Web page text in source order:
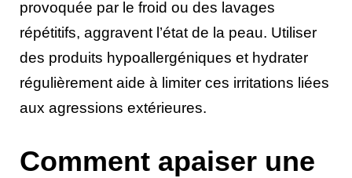
provoquée par le froid ou des lavages
répétitifs, aggravent l’état de la peau. Utiliser
des produits hypoallergéniques et hydrater
régulièrement aide à limiter ces irritations liées
aux agressions extérieures.
Comment apaiser une